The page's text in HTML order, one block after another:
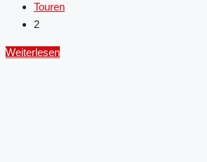
Touren
2
Weiterlesen